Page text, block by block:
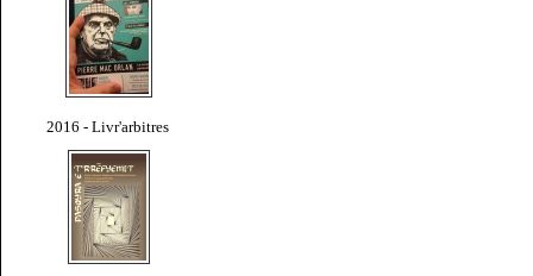
2016 - Livr'arbitres